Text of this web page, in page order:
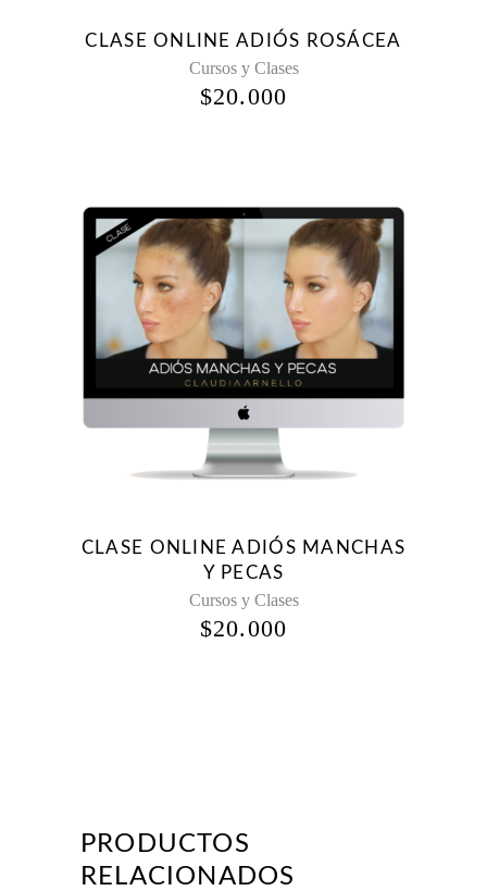
CLASE ONLINE ADIÓS ROSÁCEA
Cursos y Clases
$20.000
CLASE ONLINE ADIÓS MANCHAS
Y PECAS
Cursos y Clases
$20.000
PRODUCTOS
RELACIONADOS